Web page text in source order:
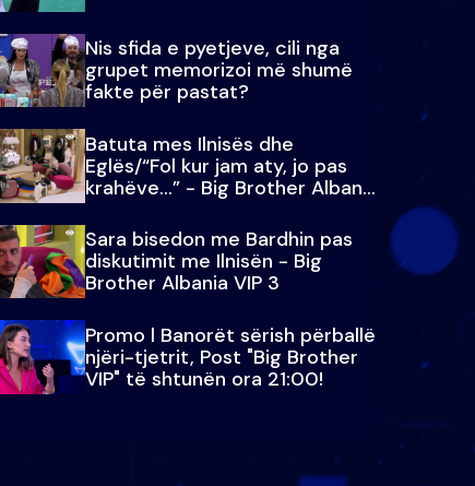
Nis sfida e pyetjeve, cili nga
grupet memorizoi më shumë
fakte për pastat?
Batuta mes Ilnisës dhe
Eglës/“Fol kur jam aty, jo pas
krahëve…” - Big Brother Albania
VIP 3
Sara bisedon me Bardhin pas
diskutimit me Ilnisën - Big
Brother Albania VIP 3
Promo l Banorët sërish përballë
njëri-tjetrit, Post "Big Brother
VIP" të shtunën ora 21:00!